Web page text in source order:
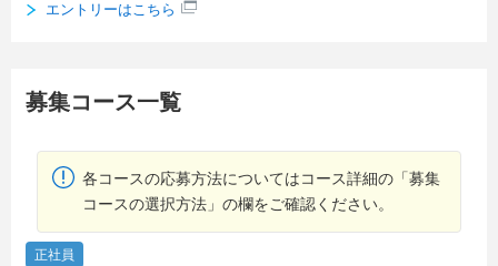
エントリーはこちら
募集コース一覧
各コースの応募方法についてはコース詳細の「募集
コースの選択方法」の欄をご確認ください。
正社員